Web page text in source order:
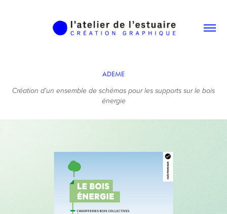
ADEME
Création d'un ensemble de schémas pour les supports sur le bois
énergie